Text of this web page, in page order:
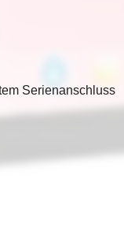
Serienanschluss